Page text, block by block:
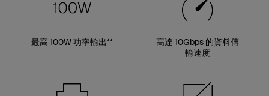
最高 100W 功率輸出**
高達 10Gbps 的資料傳
輸速度